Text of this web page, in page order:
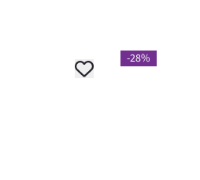
-28%